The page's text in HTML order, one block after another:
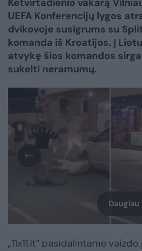
UEFA Konferencijų lygos
dvikovoje susigrums su
komanda iš Kroatijos. Į
atvykę šios komandos
sukelti neramumų.
„11x11.lt“ pasidalintame